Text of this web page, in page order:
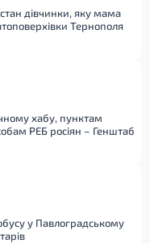
дівчинки, яку мама
Тернополя
хабу, пунктам
РЕБ росіян – Генштаб
у Павлоградському